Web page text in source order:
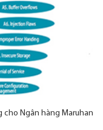
Ngân hàng Maruhan